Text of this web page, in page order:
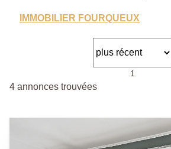
IMMOBILIER FOURQUEUX
1
4 annonces trouvées